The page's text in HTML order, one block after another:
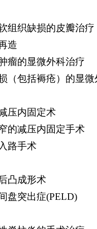
组织缺损的皮瓣治疗
造
瘤的显微外科治疗
（包括褥疮）的显
压内固定术
的减压内固定手术
路手术
凸成形术
盘突出症(PELD)